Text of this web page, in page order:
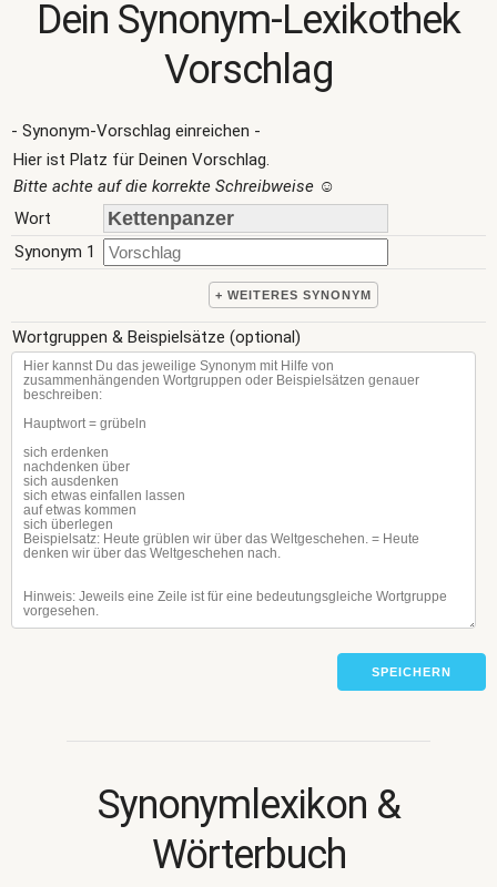
Dein Synonym-Lexikothek
Vorschlag
- Synonym-Vorschlag einreichen -
Hier ist Platz für Deinen Vorschlag.
Bitte achte auf die korrekte Schreibweise ☺
Wort
Synonym 1
+ WEITERES SYNONYM
Wortgruppen & Beispielsätze (optional)
SPEICHERN
Synonymlexikon &
Wörterbuch